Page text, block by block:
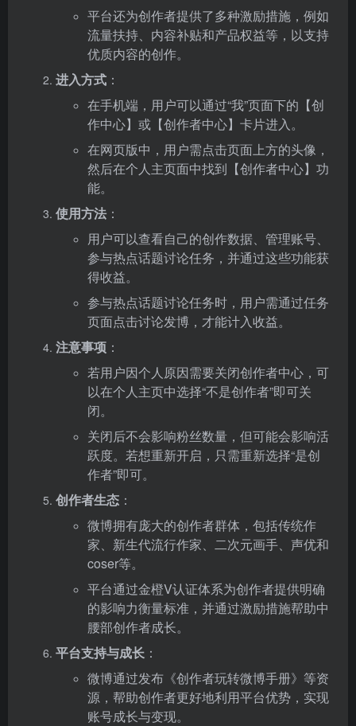
平台还为创作者提供了多种激励措施，例如
流量扶持、内容补贴和产品权益等，以支持
优质内容的创作。
进入方式 ：
在手机端，用户可以通过“我”页面下的【创
作中心】或【创作者中心】卡片进入。
在网页版中，用户需点击页面上方的头像，
然后在个人主页面中找到【创作者中心】功
能。
使用方法 ：
用户可以查看自己的创作数据、管理账号、
参与热点话题讨论任务，并通过这些功能获
得收益。
参与热点话题讨论任务时，用户需通过任务
页面点击讨论发博，才能计入收益。
注意事项 ：
若用户因个人原因需要关闭创作者中心，可
以在个人主页中选择“不是创作者”即可关
闭。
关闭后不会影响粉丝数量，但可能会影响活
跃度。若想重新开启，只需重新选择“是创
作者”即可。
创作者生态 ：
微博拥有庞大的创作者群体，包括传统作
家、新生代流行作家、二次元画手、声优和
coser等。
平台通过金橙V认证体系为创作者提供明确
的影响力衡量标准，并通过激励措施帮助中
腰部创作者成长。
平台支持与成长 ：
微博通过发布《创作者玩转微博手册》等资
源，帮助创作者更好地利用平台优势，实现
账号成长与变现。